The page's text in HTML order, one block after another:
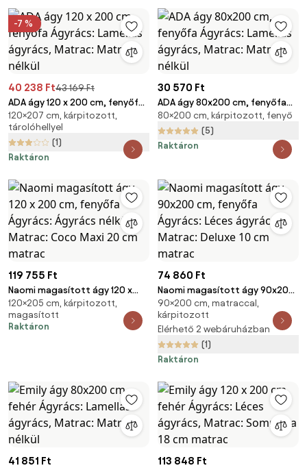
-7 %
40 238 Ft43 169 Ft
ADA ágy 120 x 200 cm, fenyőfa
Ágyrács: Lamellás ágyrács,
Matrac: Matrac nélkül
120×207 cm, kárpitozott,
tárolóhellyel
(1)
Raktáron
30 570 Ft
ADA ágy 80x200 cm, fenyőfa
Ágyrács: Lamellás ágyrács,
Matrac: Matrac nélkül
80×200 cm, kárpitozott, fenyő
(5)
Raktáron
119 755 Ft
Naomi magasított ágy 120 x
200 cm, fenyőfa Ágyrács:
Ágyrács nélkül, Matrac: Coco
Maxi 20 cm matrac
120×205 cm, kárpitozott,
magasított
Raktáron
74 860 Ft
Naomi magasított ágy 90x200
cm, fenyőfa Ágyrács: Léces
ágyrács, Matrac: Deluxe 10 cm
matrac
90×200 cm, matraccal,
kárpitozott
Elérhető 2 webáruházban
(1)
Raktáron
41 851 Ft 113 848 Ft